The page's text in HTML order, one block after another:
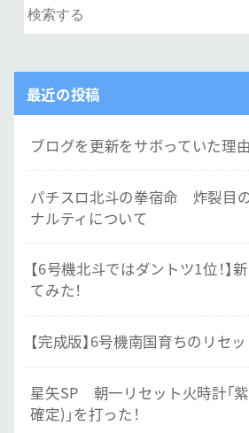
最近の投稿
ブログを更新をサボっていた理
パチスロ北斗の拳宿命 炸裂目
ナルティについて
【6号機北斗ではダントツ1位！】
てみた！
【完成版】6号機南国育ちのリセ
星矢SP 朝一リセット火時計「
確定)」を打った！